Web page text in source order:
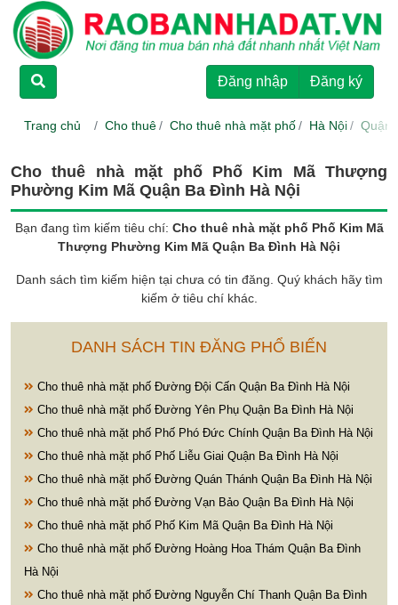
Đăng nhập Đăng ký
Trang chủ Cho thuê Cho thuê nhà mặt phố Hà Nội Quận
Cho thuê nhà mặt phố Phố Kim Mã Thượng
Phường Kim Mã Quận Ba Đình Hà Nội
Bạn đang tìm kiếm tiêu chí: Cho thuê nhà mặt phố Phố Kim Mã
Thượng Phường Kim Mã Quận Ba Đình Hà Nội
Danh sách tìm kiếm hiện tại chưa có tin đăng. Quý khách hãy tìm
kiếm ở tiêu chí khác.
DANH SÁCH TIN ĐĂNG PHỔ BIẾN
Cho thuê nhà mặt phố Đường Đội Cấn Quận Ba Đình Hà Nội
Cho thuê nhà mặt phố Đường Yên Phụ Quận Ba Đình Hà Nội
Cho thuê nhà mặt phố Phố Phó Đức Chính Quận Ba Đình Hà Nội
Cho thuê nhà mặt phố Phố Liễu Giai Quận Ba Đình Hà Nội
Cho thuê nhà mặt phố Đường Quán Thánh Quận Ba Đình Hà Nội
Cho thuê nhà mặt phố Đường Vạn Bảo Quận Ba Đình Hà Nội
Cho thuê nhà mặt phố Phố Kim Mã Quận Ba Đình Hà Nội
Cho thuê nhà mặt phố Đường Hoàng Hoa Thám Quận Ba Đình
Hà Nội
Cho thuê nhà mặt phố Đường Nguyễn Chí Thanh Quận Ba Đình
TRANG CHỦ
CHO THUÊ
DỰ ÁN
LIÊN HỆ